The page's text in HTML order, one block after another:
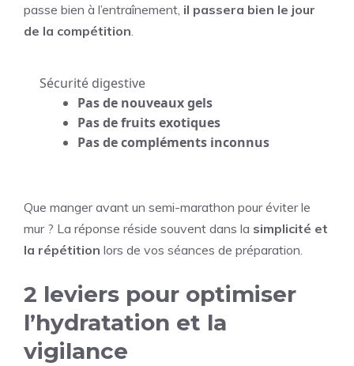
passe bien à l’entraînement, il passera bien le jour
de la compétition.
Sécurité digestive
Pas de nouveaux gels
Pas de fruits exotiques
Pas de compléments inconnus
Que manger avant un semi-marathon pour éviter le
mur ? La réponse réside souvent dans la simplicité et
la répétition lors de vos séances de préparation.
2 leviers pour optimiser
l’hydratation et la
vigilance